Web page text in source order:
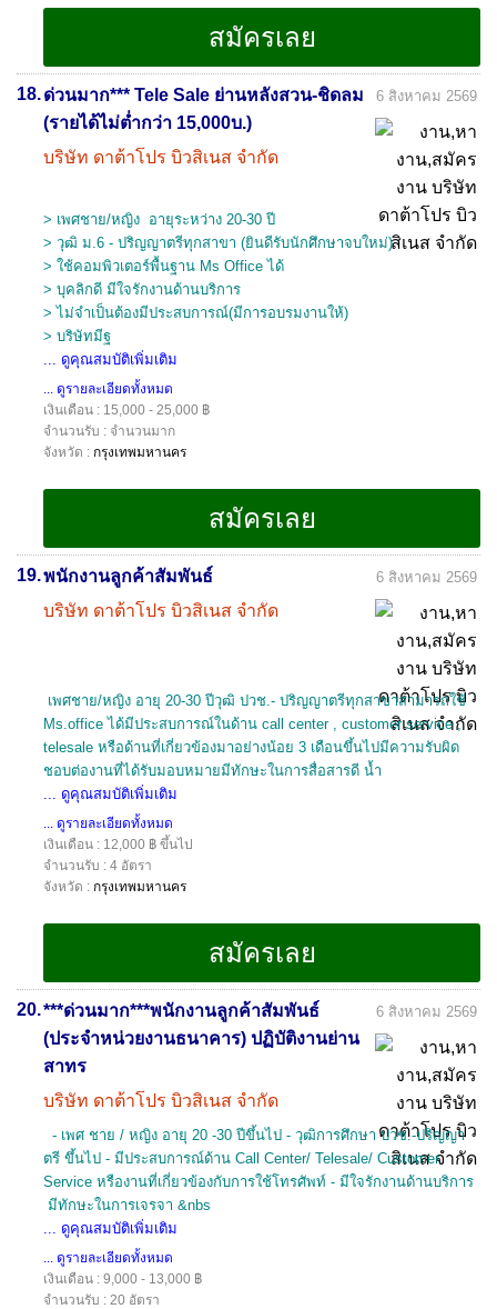
18.ด่วนมาก*** Tele Sale ย่านหลังสวน-ชิดลม
(รายได้ไม่ต่ำกว่า 15,000บ.)
บริษัท ดาต้าโปร บิวสิเนส จำกัด
6 สิงหาคม 2569
> เพศชาย/หญิง อายุระหว่าง 20-30 ปี
> วุฒิ ม.6 - ปริญญาตรีทุกสาขา (ยินดีรับนักศึกษาจบใหม่)
> ใช้คอมพิวเตอร์พื้นฐาน Ms Office ได้
> บุคลิกดี มีใจรักงานด้านบริการ
> ไม่จำเป็นต้องมีประสบการณ์(มีการอบรมงานให้)
> บริษัทมีฐ
... ดูคุณสมบัติเพิ่มเติม
... ดูรายละเอียดทั้งหมด
เงินเดือน : 15,000 - 25,000 ฿
จำนวนรับ : จำนวนมาก
จังหวัด : กรุงเทพมหานคร
19.พนักงานลูกค้าสัมพันธ์
บริษัท ดาต้าโปร บิวสิเนส จำกัด
6 สิงหาคม 2569
เพศชาย/หญิง อายุ 20-30 ปีวุฒิ ปวช.- ปริญญาตรีทุกสาขาสามารถใช้
Ms.office ได้มีประสบการณ์ในด้าน call center , customer service ,
telesale หรือด้านที่เกี่ยวข้องมาอย่างน้อย 3 เดือนขึ้นไปมีความรับผิด
ชอบต่องานที่ได้รับมอบหมายมีทักษะในการสื่อสารดี น้ำ
... ดูคุณสมบัติเพิ่มเติม
... ดูรายละเอียดทั้งหมด
เงินเดือน : 12,000 ฿ ขึ้นไป
จำนวนรับ : 4 อัตรา
จังหวัด : กรุงเทพมหานคร
20.***ด่วนมาก***พนักงานลูกค้าสัมพันธ์
(ประจำหน่วยงานธนาคาร) ปฏิบัติงานย่าน
สาทร
บริษัท ดาต้าโปร บิวสิเนส จำกัด
6 สิงหาคม 2569
- เพศ ชาย / หญิง อายุ 20 -30 ปีขึ้นไป - วุฒิการศึกษา ปวช.-ปริญญา
ตรี ขึ้นไป - มีประสบการณ์ด้าน Call Center/ Telesale/ Customer
Service หรืองานที่เกี่ยวข้องกับการใช้โทรศัพท์ - มีใจรักงานด้านบริการ
มีทักษะในการเจรจา &nbs
... ดูคุณสมบัติเพิ่มเติม
... ดูรายละเอียดทั้งหมด
เงินเดือน : 9,000 - 13,000 ฿
จำนวนรับ : 20 อัตรา